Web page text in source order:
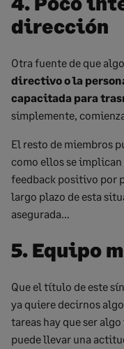
dirección
Otra fuente de que
directivo o la
capacitada para
simplemente,
El resto de miembros
como ellos se
feedback positivo por
largo plazo de esta
asegurada…
5. Equipo
Que el título de este
ya quiere decirnos
tareas hay que ser
puede llevar una